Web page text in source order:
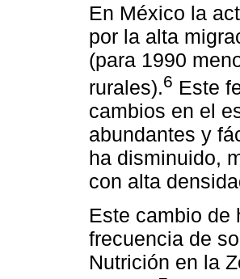
En México la
por la alta
(para 1990
rurales).6 Este
cambios en el
abundantes y
ha disminuido,
con alta
Este cambio de
frecuencia de
Nutrición en la